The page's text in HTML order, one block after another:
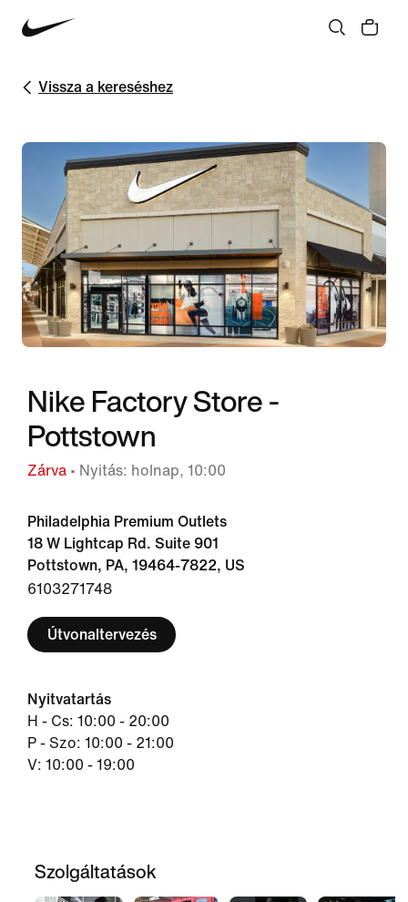
Vissza a kereséshez
Nike Factory Store -
Pottstown
Zárva • Nyitás: holnap, 10:00
Philadelphia Premium Outlets
18 W Lightcap Rd. Suite 901
Pottstown, PA, 19464-7822, US
6103271748
Útvonaltervezés
Nyitvatartás
H - Cs: 10:00 - 20:00
P - Szo: 10:00 - 21:00
V: 10:00 - 19:00
Szolgáltatások